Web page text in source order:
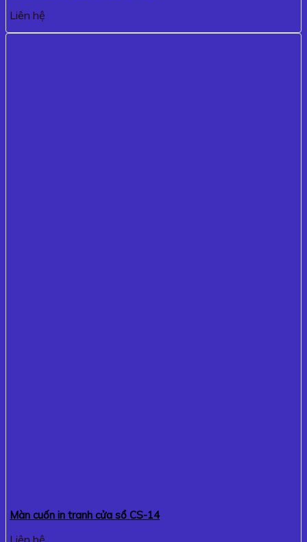
Liên hệ
Màn cuốn in tranh cửa sổ CS-14
Liên hệ